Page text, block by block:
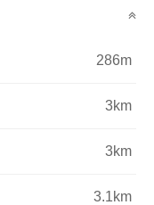
286m
3km
3km
3.1km